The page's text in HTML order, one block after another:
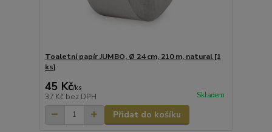
Toaletní papír JUMBO, Ø 24 cm, 210 m, natural [1
ks]
45 Kč/ks
37 Kč bez DPH Skladem
Přidat do košíku